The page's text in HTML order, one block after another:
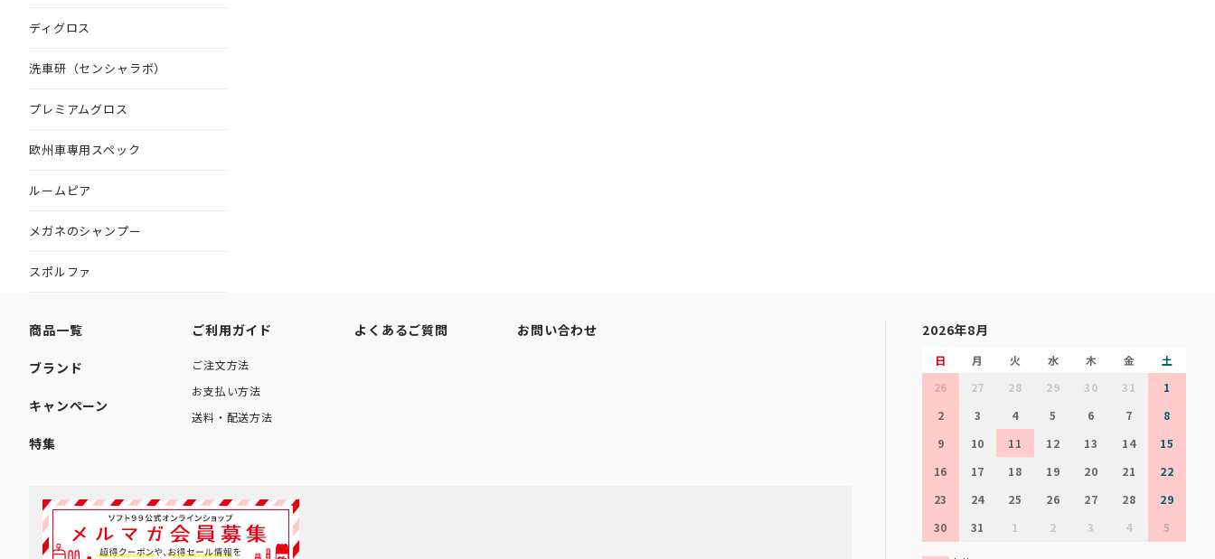
ディグロス
洗車研（センシャラボ）
プレミアムグロス
欧州車専用スペック
ルームピア
メガネのシャンプー
スポルファ
商品一覧
ブランド
キャンペーン
特集
ご利用ガイド
ご注文方法
お支払い方法
送料・配送方法
よくあるご質問 お問い合わせ 2026年8月
日 月 火 水 木 金
土
26
27 28 29 30 31
1
2
3 4 5 6 7
8
9
10 11 12 13 14
15
16
17 18 19 20 21
22
23
24 25 26 27 28
29
30
31 1 2 3 4 5